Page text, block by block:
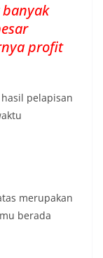
profit
pelapisan
merupakan
berada